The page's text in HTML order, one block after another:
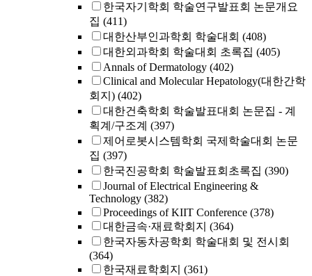
한국자기학회 학술연구발표회 논문개요
집 (411)
대한산부인과학회 학술대회 (408)
대한외과학회 학술대회 초록집 (405)
Annals of Dermatology (402)
Clinical and Molecular Hepatology(대한간학
회지) (402)
대한건축학회 학술발표대회 논문집 - 계
획계/구조계 (397)
제어로봇시스템학회 국제학술대회 논문
집 (397)
한국진공학회 학술발표회초록집 (390)
Journal of Electrical Engineering &
Technology (382)
Proceedings of KIIT Conference (378)
대한금속·재료학회지 (364)
한국자동차공학회 학술대회 및 전시회
(364)
한국재료학회지 (361)